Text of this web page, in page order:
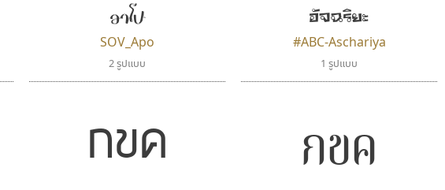
อาโป
SOV_Apo
2 รูปแบบ
อัจฉริยะ
#ABC-Aschariya
1 รูปแบบ
กขค กขค